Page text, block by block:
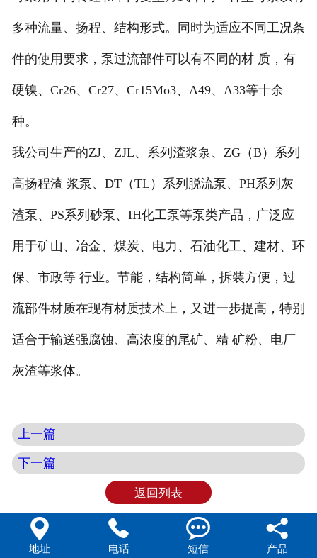
多种流量、扬程、结构形式。同时为适应不同工况条
件的使用要求，泵过流部件可以有不同的材 质，有
硬镍、Cr26、Cr27、Cr15Mo3、A49、A33等十余
种。
我公司生产的ZJ、ZJL、系列渣浆泵、ZG（B）系列
高扬程渣 浆泵、DT（TL）系列脱流泵、PH系列灰
渣泵、PS系列砂泵、IH化工泵等泵类产品，广泛应
用于矿山、冶金、煤炭、电力、石油化工、建材、环
保、市政等 行业。节能，结构简单，拆装方便，过
流部件材质在现有材质技术上，又进一步提高，特别
适合于输送强腐蚀、高浓度的尾矿、精 矿粉、电厂
灰渣等浆体。
上一篇
下一篇
返回列表

地址

电话

短信

产品